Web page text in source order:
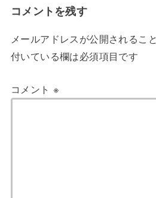
コメントを残す
メールアドレスが公開されるこ
付いている欄は必須項目です
コメント ※